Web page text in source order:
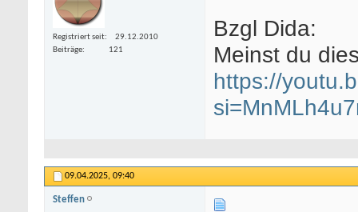
Registriert seit
29.12.2010
Beiträge
121
Bzgl Dida:
Meinst du
https://
09.04.2025, 09:40
Steffen